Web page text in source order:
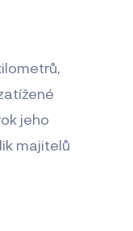
jeho
majitelů